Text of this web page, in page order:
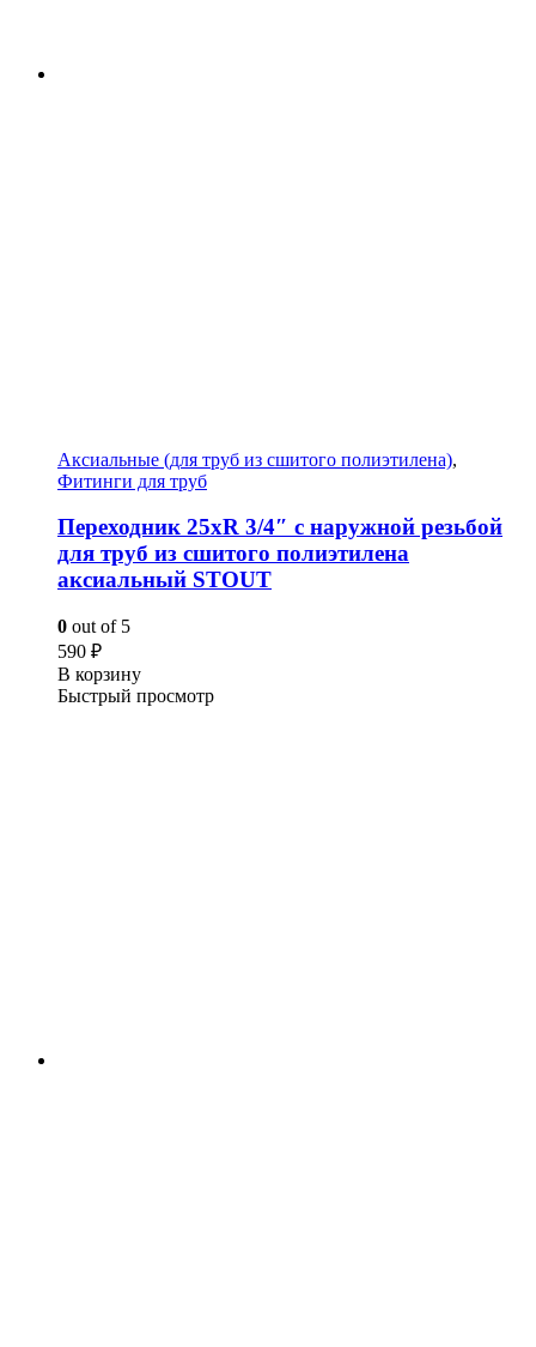
Аксиальные (для труб из сшитого полиэтилена),
Фитинги для труб
Переходник 25xR 3/4″ с наружной резьбой
для труб из сшитого полиэтилена
аксиальный STOUT
0 out of 5
590 ₽
В корзину
Быстрый просмотр